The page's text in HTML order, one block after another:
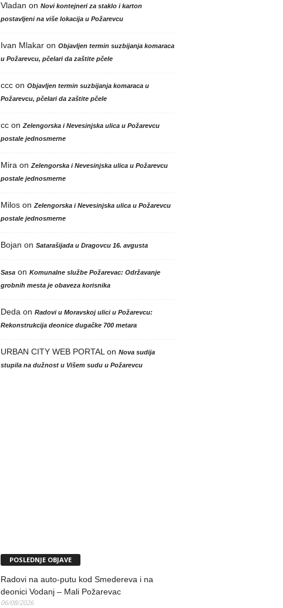
Vladan on Novi kontejneri za staklo i karton
postavljeni na više lokacija u Požarevcu
Ivan Mlakaron Objavljen termin suzbijanja komaraca
u Požarevcu, pčelari da zaštite pčele
cccon Objavljen termin suzbijanja komaraca u
Požarevcu, pčelari da zaštite pčele
ccon Zelengorska i Nevesinjska ulica u Požarevcu
postale jednosmerne
Mira on Zelengorska i Nevesinjska ulica u Požarevcu
postale jednosmerne
Miloson Zelengorska i Nevesinjska ulica u Požarevcu
postale jednosmerne
Bojan on Satarašijada u Dragovcu 16. avgusta
Sasaon Komunalne službe Požarevac: Održavanje
grobnih mesta je obaveza korisnika
Deda on Radovi u Moravskoj ulici u Požarevcu:
Rekonstrukcija deonice dugačke 700 metara
URBAN CITY WEB PORTAL on Nova sudija
stupila na dužnost u Višem sudu u Požarevcu
POSLEDNJE OBJAVE
Radovi na auto-putu kod Smedereva i na
deonici Vodanj – Mali Požarevac
06/08/2026